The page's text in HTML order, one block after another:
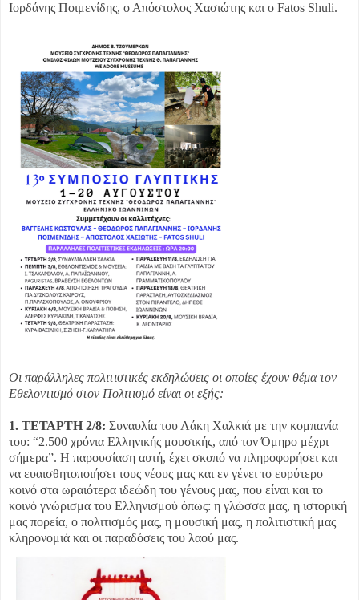
Ιορδάνης Ποιμενίδης, ο Απόστολος Χασιώτης και ο Fatos Shuli.
Οι παράλληλες πολιτιστικές εκδηλώσεις οι οποίες έχουν θέμα τον
Εθελοντισμό στον Πολιτισμό είναι οι εξής:
1. ΤΕΤΑΡΤΗ 2/8: Συναυλία του Λάκη Χαλκιά με την κομπανία
του: “2.500 χρόνια Ελληνικής μουσικής, από τον Όμηρο μέχρι
σήμερα”. Η παρουσίαση αυτή, έχει σκοπό να πληροφορήσει και
να ευαισθητοποιήσει τους νέους μας και εν γένει το ευρύτερο
κοινό στα ωραιότερα ιδεώδη του γένους μας, που είναι και το
κοινό γνώρισμα του Ελληνισμού όπως: η γλώσσα μας, η ιστορική
μας πορεία, ο πολιτισμός μας, η μουσική μας, η πολιτιστική μας
κληρονομιά και οι παραδόσεις του λαού μας.